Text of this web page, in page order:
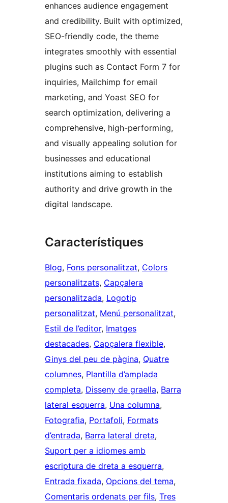
enhances audience engagement
and credibility. Built with optimized,
SEO-friendly code, the theme
integrates smoothly with essential
plugins such as Contact Form 7 for
inquiries, Mailchimp for email
marketing, and Yoast SEO for
search optimization, delivering a
comprehensive, high-performing,
and visually appealing solution for
businesses and educational
institutions aiming to establish
authority and drive growth in the
digital landscape.
Característiques
Blog, Fons personalitzat, Colors
personalitzats, Capçalera
personalitzada, Logotip
personalitzat, Menú personalitzat
Estil de l’editor, Imatges
destacades, Capçalera flexible
Ginys del peu de pàgina, Quatre
columnes, Plantilla d’amplada
completa, Disseny de graella, Barra
lateral esquerra, Una columna
Fotografia, Portafoli, Formats
d’entrada, Barra lateral dreta
Suport per a idiomes amb
escriptura de dreta a esquerra
Entrada fixada, Opcions del tema
Comentaris ordenats per fils, Tres